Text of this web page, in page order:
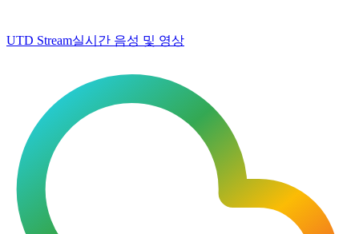
UTD Stream실시간 음성 및 영상